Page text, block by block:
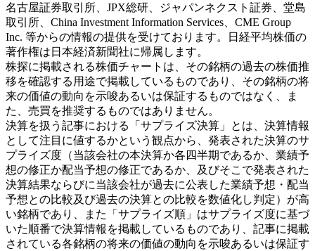
名古屋証券取引所、JPX総研、ジャパンネクスト証券、堂島
取引所、China Investment Information Services、CME Group
Inc. 等からの情報の提供を受けております。日経平均株価の
著作権は日本経済新聞社に帰属します。
株探に掲載される株価チャートは、その銘柄の過去の株価推
移を確認する用途で掲載しているものであり、その銘柄の将
来の価値の動向を示唆あるいは保証するものではなく、ま
た、売買を推奨するものではありません。
決算を扱う記事における「サプライズ決算」とは、決算情報
として注目に値するかという観点から、発表された決算のサ
プライズ度（当該会社の本決算か各四半期であるか、業績予
想の修正か配当予想の修正であるか、及びそこで発表された
決算結果ならびに当該会社が過去に公表した業績予想・配当
予想との比較及び過去の決算との比較を数値化し判定）が高
い銘柄であり、また「サプライズ順」はサプライズ度に基づ
いた順番で決算情報を掲載しているものであり、記事に掲載
されている各銘柄の将来の価値の動向を示唆あるいは保証す